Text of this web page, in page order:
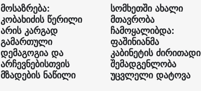
მოსაზრება:
კობახიძის წერილი
არის კარგად
გამართული
დემაგოგია და
არჩევნებისთვის
მზადების ნაწილი
სომხეთში ახალი
მთავრობა
ჩამოყალიბდა:
ფაშინიანმა
კაბინეტის ძირითადი
შემადგენლობა
უცვლელი დატოვა